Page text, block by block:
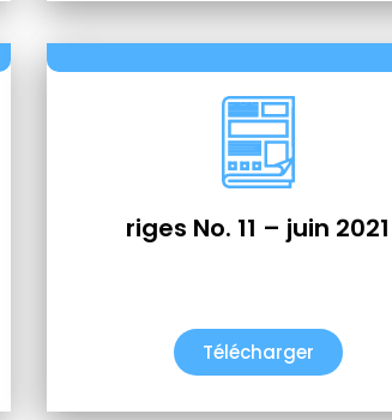
riges No. 11 – juin 2021
Télécharger